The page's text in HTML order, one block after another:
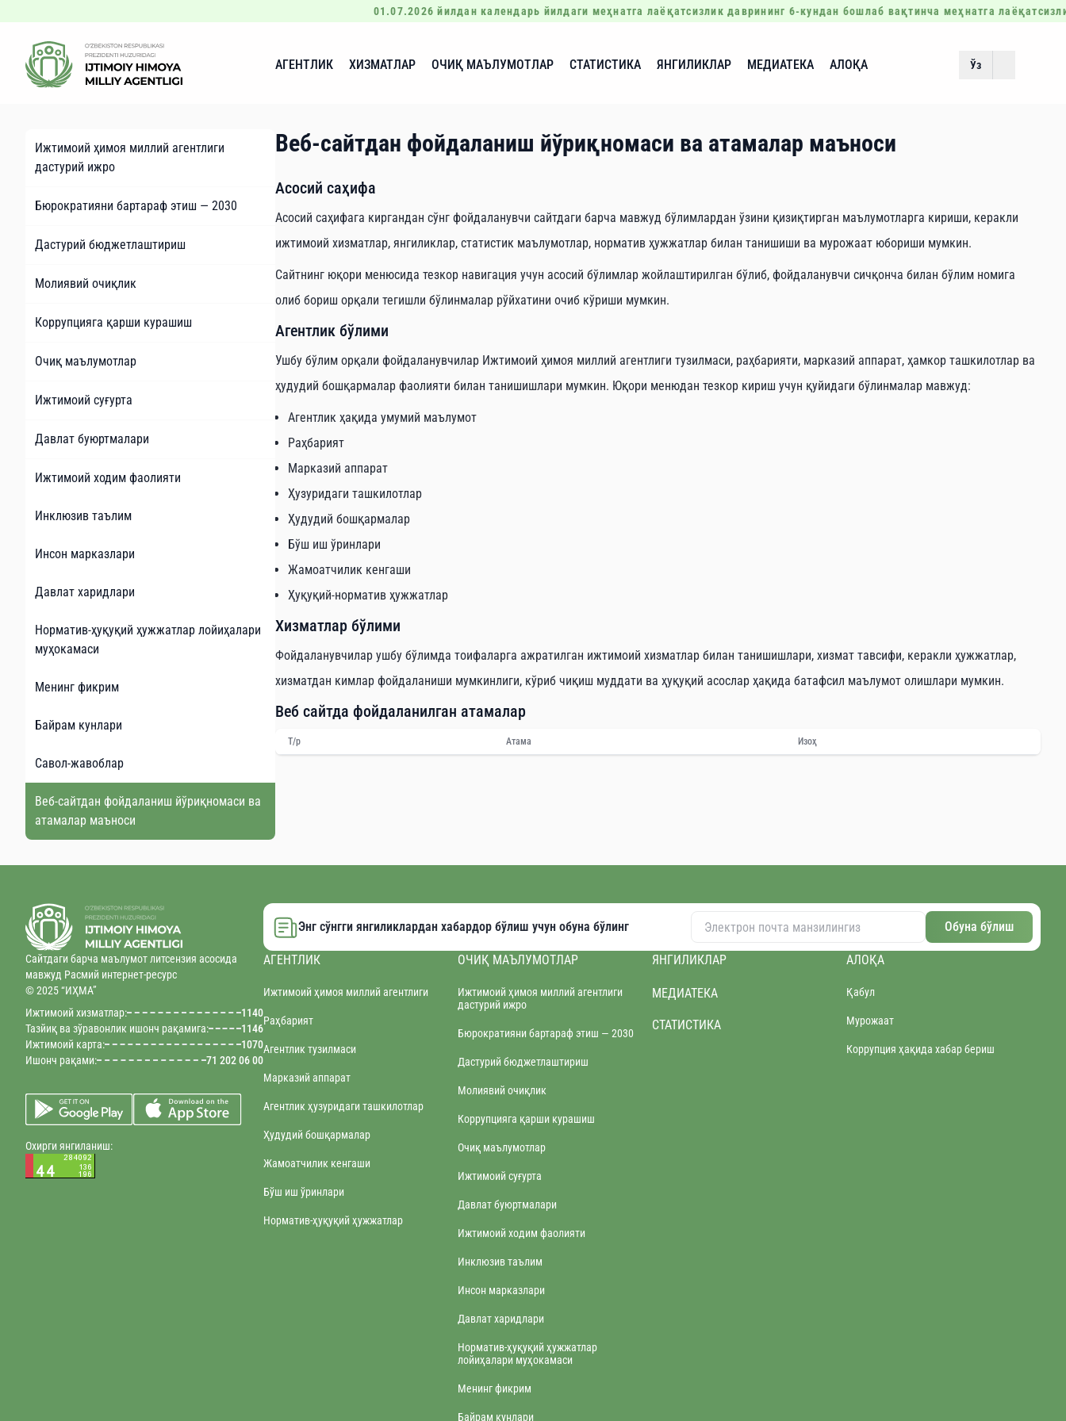
01.07.2026 йилдан календарь йилдаги меҳнатга лаёқатсизлик даврининг 6-кундан бошлаб вақтинча меҳнатга
АГЕНТЛИК ХИЗМАТЛАР ОЧИҚ МАЪЛУМОТЛАР СТАТИСТИКА ЯНГИЛИКЛАР МЕДИАТЕКА АЛОҚА Ўз
Ижтимоий ҳимоя миллий агентлиги
дастурий ижро
Бюрократияни бартараф этиш — 2030
Дастурий бюджетлаштириш
Молиявий очиқлик
Коррупцияга қарши курашиш
Очиқ маълумотлар
Ижтимоий суғурта
Давлат буюртмалари
Ижтимоий ходим фаолияти
Инклюзив таълим
Инсон марказлари
Давлат харидлари
Норматив-ҳуқуқий ҳужжатлар лойиҳалари
муҳокамаси
Менинг фикрим
Байрам кунлари
Савол-жавоблар
Веб-сайтдан фойдаланиш йўриқномаси ва
атамалар маъноси
Веб-сайтдан фойдаланиш йўриқномаси ва атамалар маъноси
Асосий саҳифа
Асосий саҳифага киргандан сўнг фойдаланувчи сайтдаги барча мавжуд бўлимлардан ўзини қизиқтирган маълумотларга кириши, керакли
ижтимоий хизматлар, янгиликлар, статистик маълумотлар, норматив ҳужжатлар билан танишиши ва мурожаат юбориши мумкин.
Сайтнинг юқори менюсида тезкор навигация учун асосий бўлимлар жойлаштирилган бўлиб, фойдаланувчи сичқонча билан бўлим номига
олиб бориш орқали тегишли бўлинмалар рўйхатини очиб кўриши мумкин.
Агентлик бўлими
Ушбу бўлим орқали фойдаланувчилар Ижтимоий ҳимоя миллий агентлиги тузилмаси, раҳбарияти, марказий аппарат, ҳамкор ташкилотлар ва
ҳудудий бошқармалар фаолияти билан танишишлари мумкин. Юқори менюдан тезкор кириш учун қуйидаги бўлинмалар мавжуд:
Агентлик ҳақида умумий маълумот
Раҳбарият
Марказий аппарат
Ҳузуридаги ташкилотлар
Ҳудудий бошқармалар
Бўш иш ўринлари
Жамоатчилик кенгаши
Ҳуқуқий-норматив ҳужжатлар
Хизматлар бўлими
Фойдаланувчилар ушбу бўлимда тоифаларга ажратилган ижтимоий хизматлар билан танишишлари, хизмат тавсифи, керакли ҳужжатлар,
хизматдан кимлар фойдаланиши мумкинлиги, кўриб чиқиш муддати ва ҳуқуқий асослар ҳақида батафсил маълумот олишлари мумкин.
Веб сайтда фойдаланилган атамалар
Т/р Атама Изоҳ
Сайтдаги барча маълумот литсензия асосида
мавжуд Расмий интернет-ресурс
© 2025 “ИҲМА”
Ижтимоий хизматлар:
1140
Тазйиқ ва зўравонлик ишонч рақамига:
1146
Ижтимоий карта:
1070
Ишонч рақами:
71 202 06 00
Охирги янгиланиш:
Энг сўнгги янгиликлардан хабардор бўлиш учун обуна бўлинг Обуна бўлиш
АГЕНТЛИК
Ижтимоий ҳимоя миллий агентлиги
Раҳбарият
Агентлик тузилмаси
Марказий аппарат
Агентлик ҳузуридаги ташкилотлар
Ҳудудий бошқармалар
Жамоатчилик кенгаши
Бўш иш ўринлари
Норматив-ҳуқуқий ҳужжатлар
ОЧИҚ МАЪЛУМОТЛАР
Ижтимоий ҳимоя миллий агентлиги
дастурий ижро
Бюрократияни бартараф этиш — 2030
Дастурий бюджетлаштириш
Молиявий очиқлик
Коррупцияга қарши курашиш
Очиқ маълумотлар
Ижтимоий суғурта
Давлат буюртмалари
Ижтимоий ходим фаолияти
Инклюзив таълим
Инсон марказлари
Давлат харидлари
Норматив-ҳуқуқий ҳужжатлар
лойиҳалари муҳокамаси
Менинг фикрим
Байрам кунлари
ЯНГИЛИКЛАР
МЕДИАТЕКА
СТАТИСТИКА
АЛОҚА
Қабул
Мурожаат
Коррупция ҳақида хабар бериш